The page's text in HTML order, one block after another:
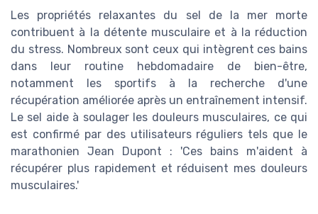
Les propriétés relaxantes du sel de la mer morte
contribuent à la détente musculaire et à la réduction
du stress. Nombreux sont ceux qui intègrent ces bains
dans leur routine hebdomadaire de bien-être,
notamment les sportifs à la recherche d'une
récupération améliorée après un entraînement intensif.
Le sel aide à soulager les douleurs musculaires, ce qui
est confirmé par des utilisateurs réguliers tels que le
marathonien Jean Dupont : 'Ces bains m'aident à
récupérer plus rapidement et réduisent mes douleurs
musculaires.'